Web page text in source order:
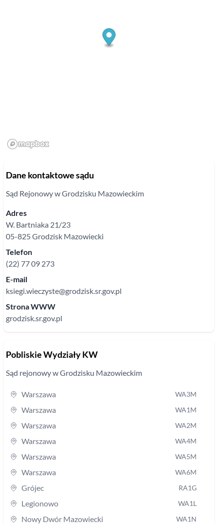
Dane kontaktowe sądu
Sąd Rejonowyw Grodzisku Mazowieckim
Adres
W. Bartniaka 21/23
05-825Grodzisk Mazowiecki
Telefon
(22) 77 09 273
E-mail
ksiegi.wieczyste@grodzisk.sr.gov.pl
Strona WWW
grodzisk.sr.gov.pl
Pobliskie Wydziały KW
Sąd rejonowyw Grodzisku Mazowieckim
Warszawa WA3M
Warszawa WA1M
Warszawa WA2M
Warszawa WA4M
Warszawa WA5M
Warszawa WA6M
Grójec RA1G
Legionowo WA1L
Nowy Dwór Mazowiecki WA1N